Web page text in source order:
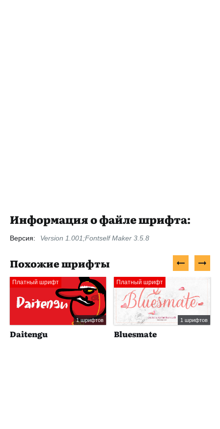
Информация о файле шрифта:
Версия: Version 1.001;Fontself Maker 3.5.8
Похожие шрифты
Платный шрифт
1 шрифтов
Daitengu
Платный шрифт
1 шрифтов
Bluesmate